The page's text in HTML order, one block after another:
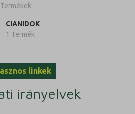
CIANIDOK
1 Termék
linkek
irányelvek